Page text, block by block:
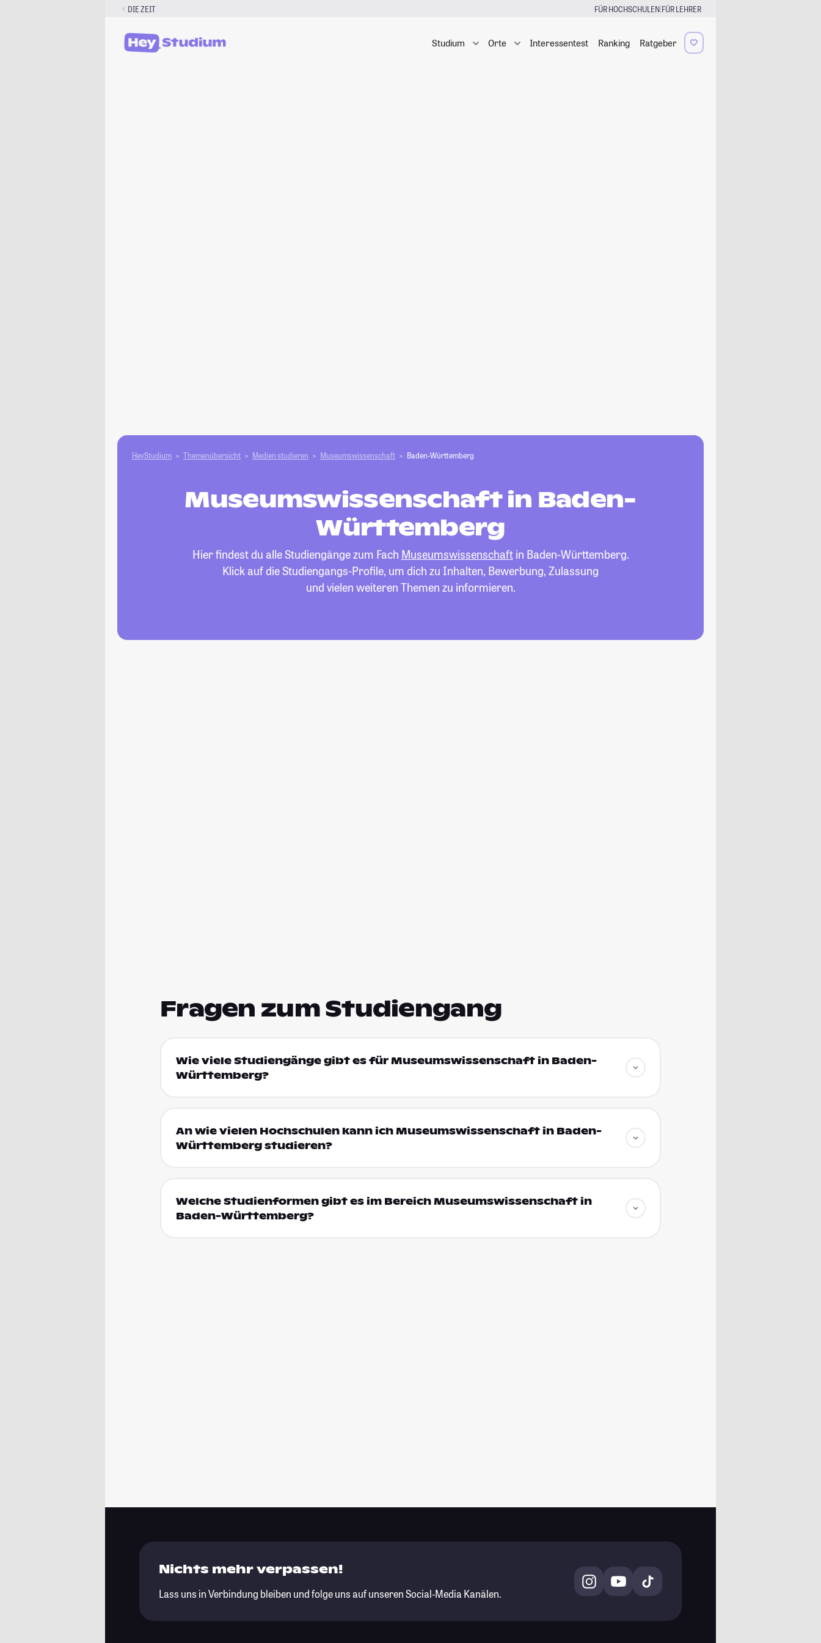
DIE ZEIT FÜR HOCHSCHULEN|FÜR LEHRER
Studium Orte Interessentest Ranking Ratgeber
HeyStudium Themenübersicht Medien studieren Museumswissenschaft Baden-Württemberg
Museumswissenschaft in Baden-
Württemberg
Hier findest du alle Studiengänge zum Fach Museumswissenschaftin Baden-Württemberg.
Klick auf die Studiengangs-Profile, um dich zu Inhalten, Bewerbung, Zulassung
und vielen weiteren Themen zu informieren.
Fragen zum Studiengang
Wie viele Studiengänge gibt es für Museumswissenschaft in Baden-
Württemberg?
An wie vielen Hochschulen kann ich Museumswissenschaft in Baden-
Württemberg studieren?
Welche Studienformen gibt es im Bereich Museumswissenschaft in
Baden-Württemberg?
Nichts mehr verpassen!
Lass uns in Verbindung bleiben und folge uns auf unseren Social-Media Kanälen.